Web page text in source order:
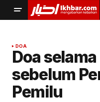
DOA
Doa
sebelum
Pemilu